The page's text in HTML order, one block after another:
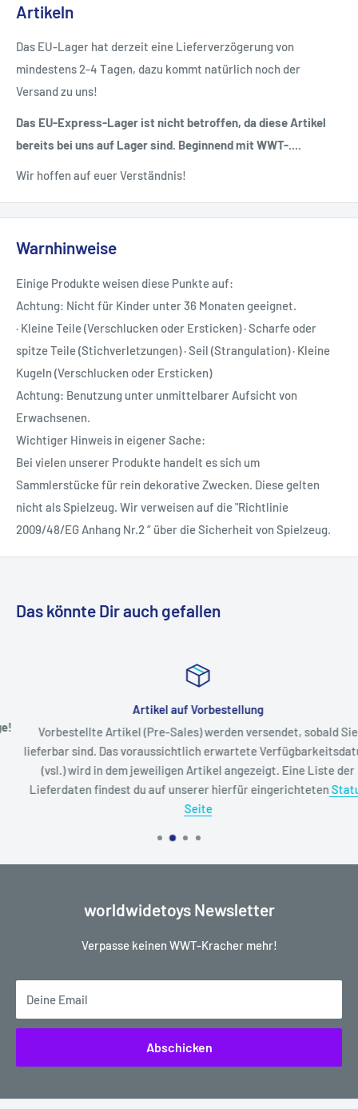
Artikeln
Das EU-Lager hat derzeit eine Lieferverzögerung von
mindestens 2-4 Tagen, dazu kommt natürlich noch der
Versand zu uns!
Das EU-Express-Lager ist nicht betroffen, da diese Artikel
bereits bei uns auf Lager sind. Beginnend mit WWT-....
Wir hoffen auf euer Verständnis!
Warnhinweise
Einige Produkte weisen diese Punkte auf:
Achtung: Nicht für Kinder unter 36 Monaten geeignet.
· Kleine Teile (Verschlucken oder Ersticken) · Scharfe oder
spitze Teile (Stichverletzungen) · Seil (Strangulation) · Kleine
Kugeln (Verschlucken oder Ersticken)
Achtung: Benutzung unter unmittelbarer Aufsicht von
Erwachsenen.
Wichtiger Hinweis in eigener Sache:
Bei vielen unserer Produkte handelt es sich um
Sammlerstücke für rein dekorative Zwecken. Diese gelten
nicht als Spielzeug. Wir verweisen auf die "Richtlinie
2009/48/EG Anhang Nr.2 “ über die Sicherheit von Spielzeug.
Das könnte Dir auch gefallen
Artikel auf Vorbestellung
Vorbestellte Artikel (Pre-Sales) werden versendet, sobald Sie
lieferbar sind. Das voraussichtlich erwartete Verfügbarkeitsdatum
(vsl.) wird in dem jeweiligen Artikel angezeigt. Eine Liste der
Lieferdaten findest du auf unserer hierfür eingerichtetenStatus
Seite
worldwidetoys Newsletter
Verpasse keinen WWT-Kracher mehr!
Deine Email
Abschicken